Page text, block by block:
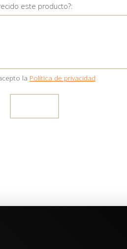
este producto?:
la Política de privacidad